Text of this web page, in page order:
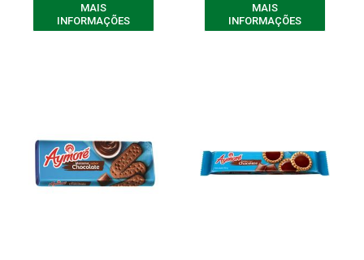
MAIS
INFORMAÇÕES
MAIS
INFORMAÇÕES